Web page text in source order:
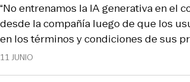
11 JUNIO
“No entrenamos la IA generativa en el
desde la compañía luego de que los
en los términos y condiciones de sus